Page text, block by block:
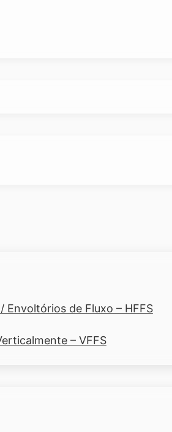
Envoltórios de Fluxo – HFFS
– VFFS